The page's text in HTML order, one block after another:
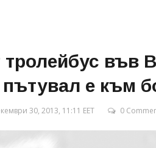
във
е към
30, 2013, 11:11 EET 0